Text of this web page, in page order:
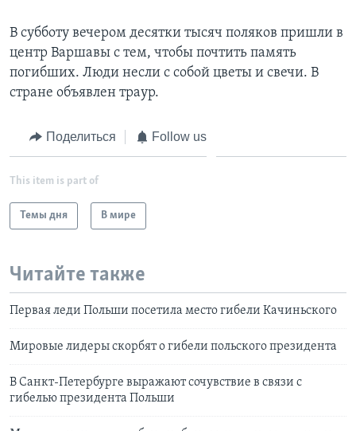
В субботу вечером десятки тысяч поляков пришли в
центр Варшавы с тем, чтобы почтить память
погибших. Люди несли с собой цветы и свечи. В
стране объявлен траур.
Поделиться Follow us
This item is part of
Темы дня В мире
Читайте также
Первая леди Польши посетила место гибели Качиньского
Мировые лидеры скорбят о гибели польского президента
В Санкт-Петербурге выражают сочувствие в связи с
гибелью президента Польши